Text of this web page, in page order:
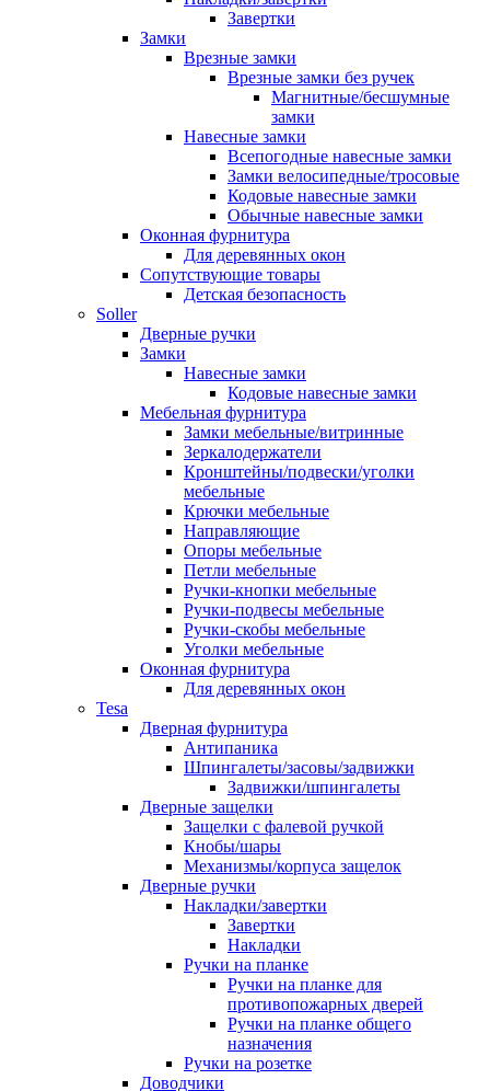
Завертки
Замки
Врезные замки
Врезные замки без ручек
Магнитные/бесшумные
замки
Навесные замки
Всепогодные навесные замки
Замки велосипедные/тросовые
Кодовые навесные замки
Обычные навесные замки
Оконная фурнитура
Для деревянных окон
Сопутствующие товары
Детская безопасность
Soller
Дверные ручки
Замки
Навесные замки
Кодовые навесные замки
Мебельная фурнитура
Замки мебельные/витринные
Зеркалодержатели
Кронштейны/подвески/уголки
мебельные
Крючки мебельные
Направляющие
Опоры мебельные
Петли мебельные
Ручки-кнопки мебельные
Ручки-подвесы мебельные
Ручки-скобы мебельные
Уголки мебельные
Оконная фурнитура
Для деревянных окон
Tesa
Дверная фурнитура
Антипаника
Шпингалеты/засовы/задвижки
Задвижки/шпингалеты
Дверные защелки
Защелки с фалевой ручкой
Кнобы/шары
Механизмы/корпуса защелок
Дверные ручки
Накладки/завертки
Завертки
Накладки
Ручки на планке
Ручки на планке для
противопожарных дверей
Ручки на планке общего
назначения
Ручки на розетке
Доводчики